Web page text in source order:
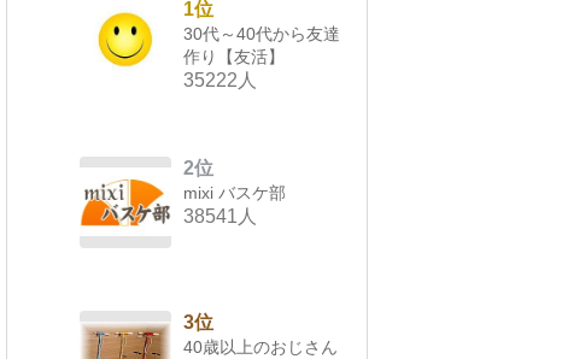
1位
30代～40代から友達
作り【友活】
35222人
2位
mixi バスケ部
38541人
3位
40歳以上のおじさん